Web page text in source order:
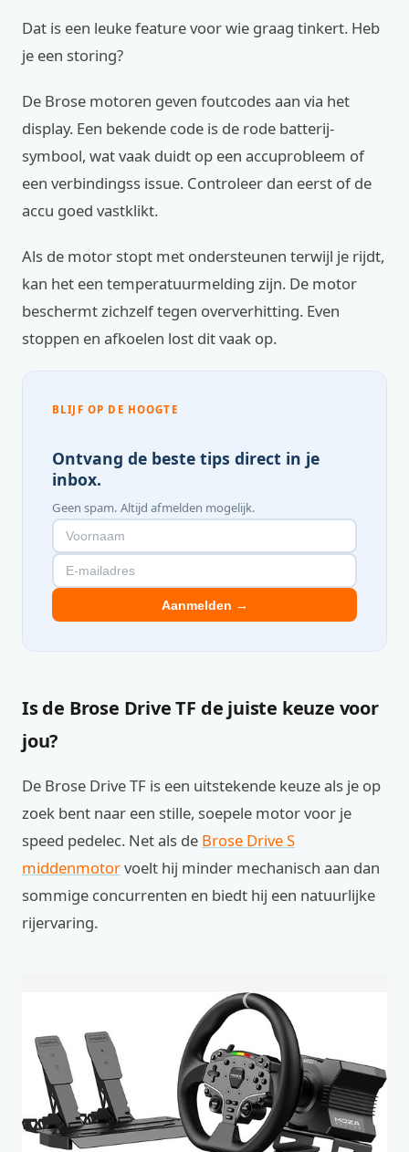
Dat is een leuke feature voor wie graag tinkert. Heb
je een storing?
De Brose motoren geven foutcodes aan via het
display. Een bekende code is de rode batterij-
symbool, wat vaak duidt op een accuprobleem of
een verbindingss issue. Controleer dan eerst of de
accu goed vastklikt.
Als de motor stopt met ondersteunen terwijl je rijdt,
kan het een temperatuurmelding zijn. De motor
beschermt zichzelf tegen oververhitting. Even
stoppen en afkoelen lost dit vaak op.
BLIJF OP DE HOOGTE
Ontvang de beste tips direct in je
inbox.
Geen spam. Altijd afmelden mogelijk.
Aanmelden →
Is de Brose Drive TF de juiste keuze voor
jou?
De Brose Drive TF is een uitstekende keuze als je op
zoek bent naar een stille, soepele motor voor je
speed pedelec. Net als de Brose Drive S
middenmotorvoelt hij minder mechanisch aan dan
sommige concurrenten en biedt hij een natuurlijke
rijervaring.